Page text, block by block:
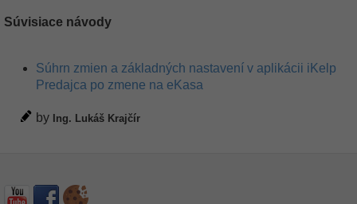
Súvisiace návody
Súhrn zmien a základných nastavení v aplikácii iKelp
Predajca po zmene na eKasa
by Ing. Lukáš Krajčír